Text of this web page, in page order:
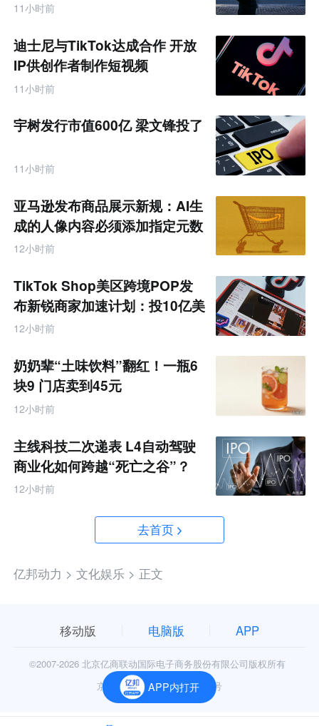
11小时前
迪士尼与TikTok达成合作 开放
IP供创作者制作短视频
11小时前
宇树发行市值600亿 梁文锋投了
11小时前
亚马逊发布商品展示新规：AI生
成的人像内容必须添加指定元数
据
12小时前
TikTok Shop美区跨境POP发
布新锐商家加速计划：投10亿美
金资源帮扶四类商家
12小时前
奶奶辈“土味饮料”翻红！一瓶6
块9 门店卖到45元
12小时前
主线科技二次递表 L4自动驾驶
商业化如何跨越“死亡之谷”？
12小时前
去首页
亿邦动力 > 文化娱乐 > 正文
APP内打开
移动版 电脑版 APP
©2007-2026 北京亿商联动国际电子商务股份有限公司版权所有
京公网安备11010602006906号